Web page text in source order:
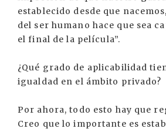
establecido desde que
del ser humano hace que sea
el final de la película”.
¿Qué grado de aplicabilidad
igualdad en el ámbito privado?
Por ahora, todo esto hay que
Creo que lo importante es